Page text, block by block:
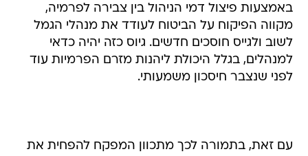
באמצעות פיצול דמי הניהול בין צבירה לפרמיה,
מקווה הפיקוח על הביטוח לעודד את מנהלי הגמל
לשוב ולגייס חוסכים חדשים. גיוס כזה יהיה כדאי
למנהלים, בגלל היכולת ליהנות מזרם הפרמיות עוד
לפני שנצבר חיסכון משמעותי.
עם זאת, בתמורה לכך מתכוון המפקח להפחית את